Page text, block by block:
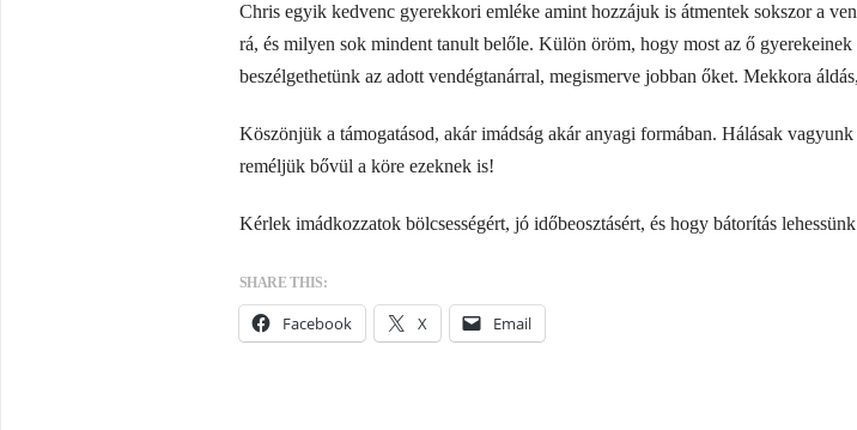
Chris egyik kedvenc gyerekkori emléke amint hozzájuk is átmentek sokszor a
rá, és milyen sok mindent tanult belőle. Külön öröm, hogy most az ő
beszélgethetünk az adott vendégtanárral, megismerve jobban őket. Mekkora
Köszönjük a támogatásod, akár imádság akár anyagi formában. Hálásak
reméljük bővül a köre ezeknek is!
Kérlek imádkozzatok bölcsességért, jó időbeosztásért, és hogy bátorítás
SHARE THIS:
Facebook X Email